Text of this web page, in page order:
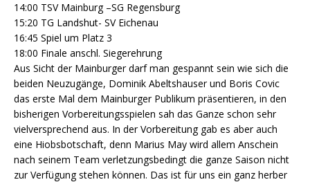
14:00 TSV Mainburg –SG Regensburg
15:20 TG Landshut- SV Eichenau
16:45 Spiel um Platz 3
18:00 Finale anschl. Siegerehrung
Aus Sicht der Mainburger darf man gespannt sein wie sich die
beiden Neuzugänge, Dominik Abeltshauser und Boris Covic
das erste Mal dem Mainburger Publikum präsentieren, in den
bisherigen Vorbereitungsspielen sah das Ganze schon sehr
vielversprechend aus. In der Vorbereitung gab es aber auch
eine Hiobsbotschaft, denn Marius May wird allem Anschein
nach seinem Team verletzungsbedingt die ganze Saison nicht
zur Verfügung stehen können. Das ist für uns ein ganz herber